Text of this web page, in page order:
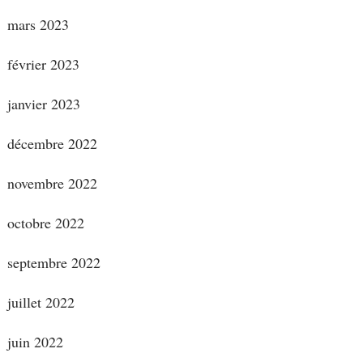
mars 2023
février 2023
janvier 2023
décembre 2022
novembre 2022
octobre 2022
septembre 2022
juillet 2022
juin 2022